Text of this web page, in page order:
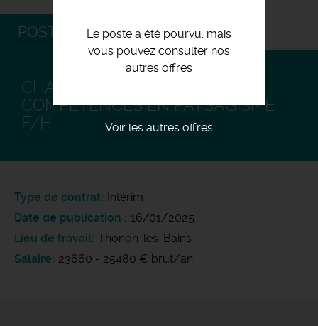
Le poste a été pourvu, mais
vous pouvez consulter nos
autres offres
Voir les autres offres
POSTULEZ
CHAUFFEUR PL ET SPL AVEC
COMPÉTENCES EN PAYSAGISME
F/H
Type de contrat Intérim
Date de publication
16/01/2025
Lieu de travail Thonon-les-Bains
Salaire 23660 - 25480 € brut/an